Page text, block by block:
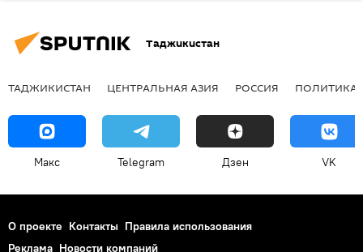
Таджикистан
ТАДЖИКИСТАН ЦЕНТРАЛЬНАЯ АЗИЯ РОССИЯ ПОЛИТИКА
Макс Telegram Дзен VK
О проекте Контакты Правила использования
Реклама Новости компаний